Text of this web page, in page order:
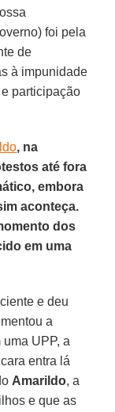
foi pela
de
à impunidade
participação
, na
até fora
embora
aconteça.
dos
em uma
e deu
a
UPP, a
entra lá
Amarildo, a
e que as